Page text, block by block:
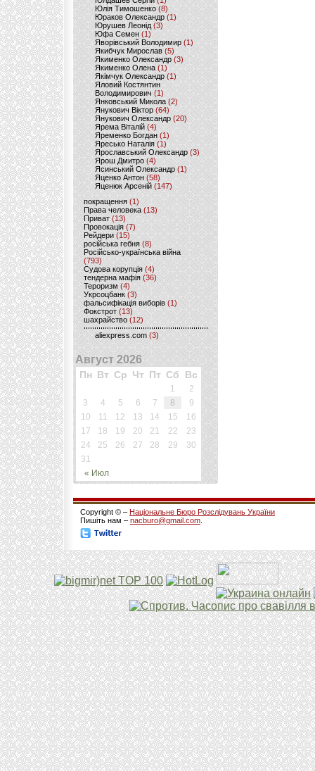
Юлія Тимошенко (8)
Юраков Олександр (1)
Юрушев Леонід (3)
Юфа Семен (1)
Яворівський Володимир (1)
Якибчук Мирослав (5)
Якименко Олександр (3)
Якименко Олена(1)
Якімчук Олександр (1)
Яловий Костянтин
Володимирович (1)
Янковський Микола(2)
Янукович Віктор (64)
Янукович Олександр(20)
Ярема Віталій(4)
Яременко Богдан(1)
Яресько Наталія(1)
Ярославський Олександр (3)
Ярош Дмитро (4)
Ясинський Олександр (1)
Яценко Антон(58)
Яценюк Арсеній (147)
покращення (1)
Права человека(13)
Приват (13)
Провокація (7)
Рейдери (15)
російська гебня (8)
Російсько-українська війна
(793)
Судова корупція (4)
тендерна мафія (36)
Тероризм (4)
Укрсоцбанк (3)
фальсифікація виборів (1)
Фокстрот(13)
шахрайство (12)
aliexpress.com (3)
Август 2026
Пн Вт Ср Чт Пт Сб Вс
« Июл
1
2
3
4 5 6 7 8
9
10
11 12 13 14 15
16
17
18 19 20 21 22
23
24
25 26 27 28 29
30
31
Copyright © – Національне Бюро Розслідувань України
Пишіть нам – nacburo@gmail.com